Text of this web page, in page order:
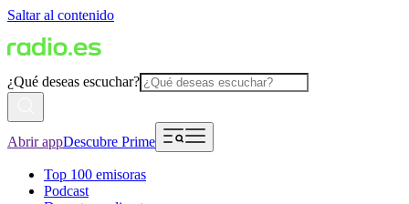
Saltar al contenido
¿Qué deseas escuchar?
Abrir appDescubre Prime
Top 100 emisoras
Podcast